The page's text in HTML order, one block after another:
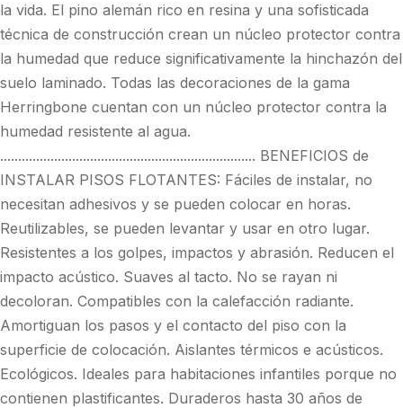
la vida. El pino alemán rico en resina y una sofisticada
técnica de construcción crean un núcleo protector contra
la humedad que reduce significativamente la hinchazón del
suelo laminado. Todas las decoraciones de la gama
Herringbone cuentan con un núcleo protector contra la
humedad resistente al agua.
....................................................................... BENEFICIOS de
INSTALAR PISOS FLOTANTES: Fáciles de instalar, no
necesitan adhesivos y se pueden colocar en horas.
Reutilizables, se pueden levantar y usar en otro lugar.
Resistentes a los golpes, impactos y abrasión. Reducen el
impacto acústico. Suaves al tacto. No se rayan ni
decoloran. Compatibles con la calefacción radiante.
Amortiguan los pasos y el contacto del piso con la
superficie de colocación. Aislantes térmicos e acústicos.
Ecológicos. Ideales para habitaciones infantiles porque no
contienen plastificantes. Duraderos hasta 30 años de